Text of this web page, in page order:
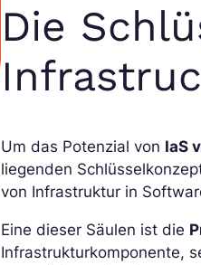
Die
Um das Potenzial von IaS
liegenden
von Infrastruktur in
Eine dieser Säulen ist die
Infrastrukturkomponente,